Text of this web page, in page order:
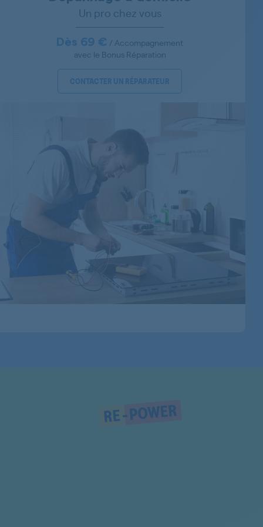
Un pro chez vous
Dès 69 € / Accompagnement
avec le Bonus Réparation
CONTACTER UN RÉPARATEUR